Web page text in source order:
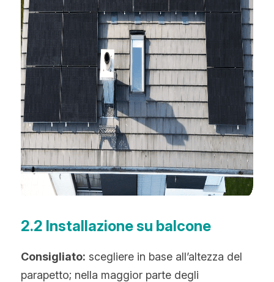
2.2 Installazione su balcone
Consigliato: scegliere in base all’altezza del
parapetto; nella maggior parte degli